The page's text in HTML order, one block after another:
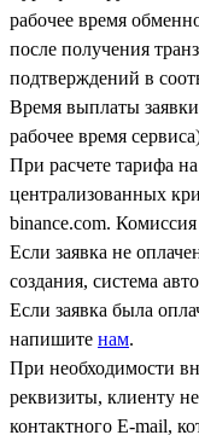
рабочее время
после получения
подтверждений в
Время выплаты
рабочее время
При расчете тарифа
централизованных
binance.com.
Если заявка не
создания, система
Если заявка была
напишите нам.
При необходимости
реквизиты, клиенту
контактного Е-mail,